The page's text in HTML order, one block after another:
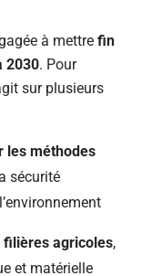
à mettre fin
2030. Pour
sur plusieurs
les méthodes
sécurité
filières agricoles,
et matérielle